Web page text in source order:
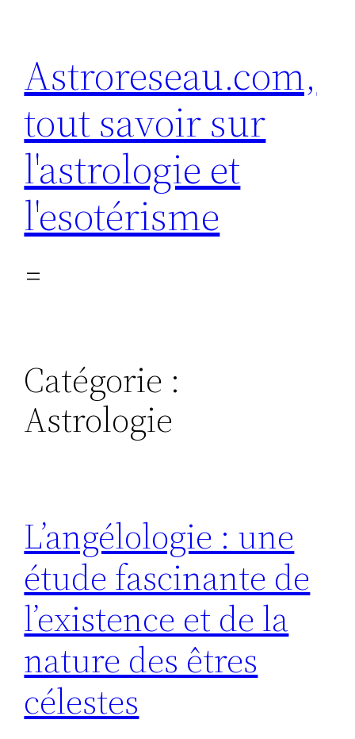
contenu
Astroreseau.com,
tout savoir sur
l'astrologie et
l'esotérisme
Catégorie :
Astrologie
L’angélologie : une
étude fascinante de
l’existence et de la
nature des êtres
célestes